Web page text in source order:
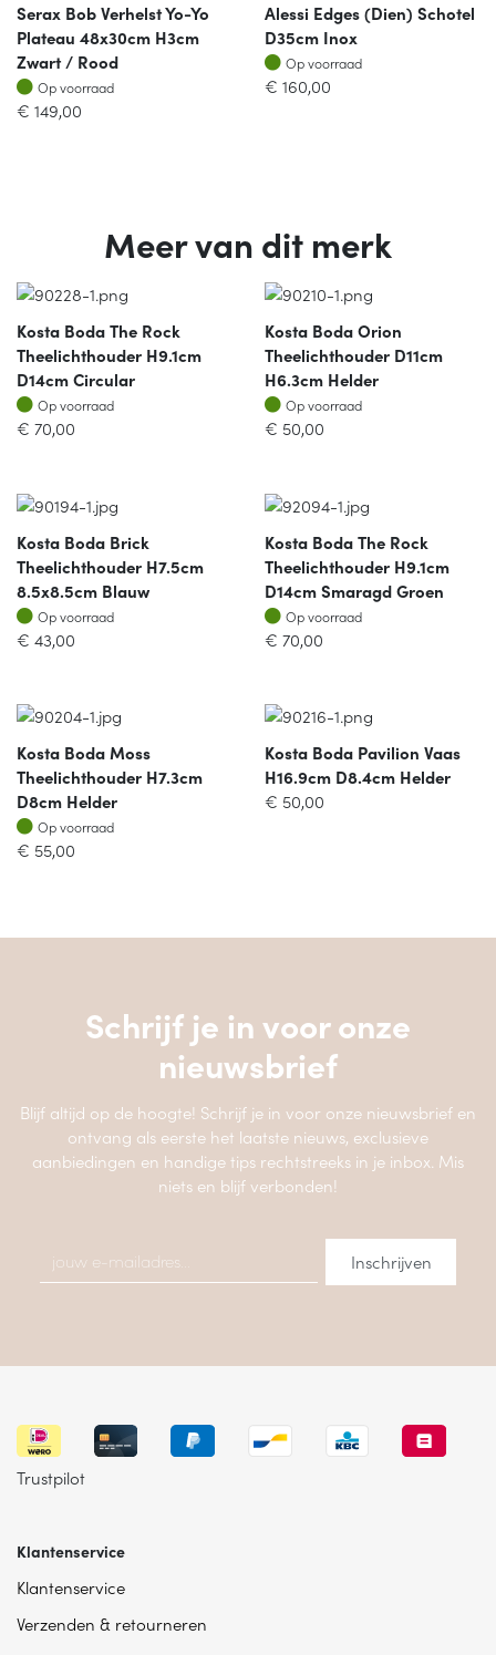
Serax Bob Verhelst Yo-Yo
Plateau 48x30cm H3cm
Zwart / Rood
Op voorraad
Op voorraad
€ 149,00
Alessi Edges (dien) Schotel
D35cm Inox
Op voorraad
Op voorraad
€ 160,00
Meer van dit merk
Kosta Boda The Rock
Theelichthouder H9.1cm
D14cm Circular
Op voorraad
Op voorraad
€ 70,00
Kosta Boda Orion
Theelichthouder D11cm
H6.3cm Helder
Op voorraad
Op voorraad
€ 50,00
Kosta Boda Brick
Theelichthouder H7.5cm
8.5x8.5cm Blauw
Op voorraad
Op voorraad
€ 43,00
Kosta Boda The Rock
Theelichthouder H9.1cm
D14cm Smaragd Groen
Op voorraad
Op voorraad
€ 70,00
Kosta Boda Moss
Theelichthouder H7.3cm
D8cm Helder
Op voorraad
Op voorraad
€ 55,00
Kosta Boda Pavilion Vaas
H16.9cm D8.4cm Helder
€ 50,00
Schrijf je in voor onze
nieuwsbrief
Blijf altijd op de hoogte! Schrijf je in voor onze nieuwsbrief en
ontvang als eerste het laatste nieuws, exclusieve
aanbiedingen en handige tips rechtstreeks in je inbox. Mis
niets en blijf verbonden!
Trustpilot
Klantenservice
Klantenservice
Verzenden & retourneren